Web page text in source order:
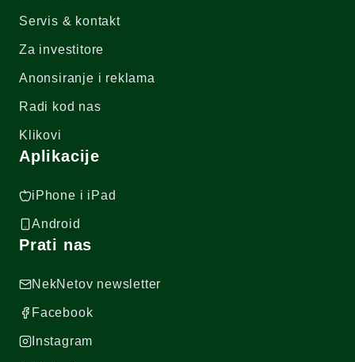
Servis & kontakt
Za investitore
Anonsiranje i reklama
Radi kod nas
Klikovi
Aplikacije
iPhone i iPad
Android
Prati nas
NekNetov newsletter
Facebook
Instagram